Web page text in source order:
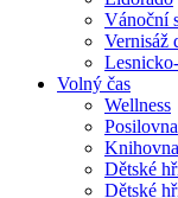
Vánoční
Vernisáž
Volný čas
Wellness
Posilovna
Knihovna
Dětské
Dětské